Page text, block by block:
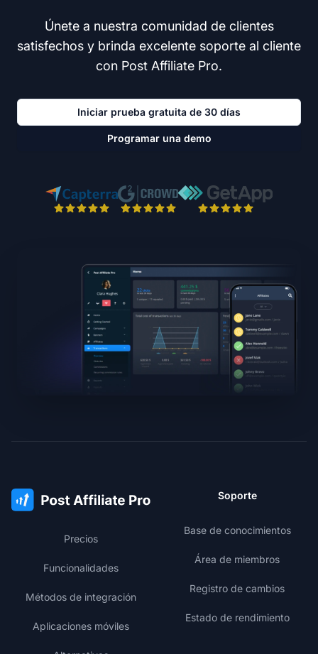
Únete a nuestra comunidad de clientes
satisfechos y brinda excelente soporte al cliente
con Post Affiliate Pro.
Iniciar prueba gratuita de 30 días
Programar una demo
Precios
Funcionalidades
Métodos de integración
Aplicaciones móviles
Soporte
Base de conocimientos
Área de miembros
Registro de cambios
Estado de rendimiento